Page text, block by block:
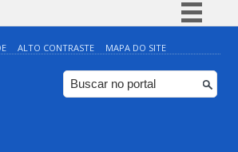
Simplifique!
Comunica BR
Participe
ALTO CONTRASTE MAPA DO SITE